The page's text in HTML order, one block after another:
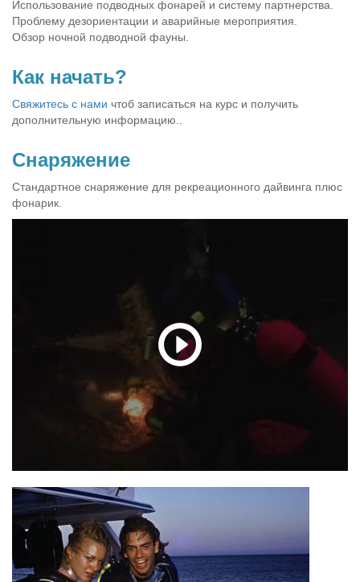
Использование подводных фонарей и систему партнерства.
Проблему дезориентации и аварийные мероприятия.
Обзор ночной подводной фауны.
Как начать?
Свяжитесь с нами чтоб записаться на курс и получить
дополнительную информацию..
Снаряжение
Стандартное снаряжение для рекреационного дайвинга плюс
фонарик.